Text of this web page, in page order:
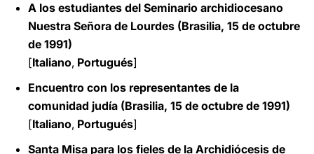
A los estudiantes del Seminario archidiocesano
Nuestra Señora de Lourdes (Brasilia, 15 de octubre
de 1991)
[Italiano, Portugués]
Encuentro con los representantes de la
comunidad judía (Brasilia, 15 de octubre de 1991)
[Italiano, Portugués]
Santa Misa para los fieles de la Archidiócesis de